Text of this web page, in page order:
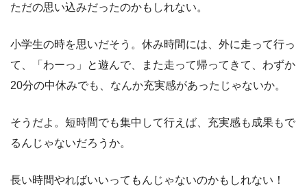
ただの思い込みだったのかもしれない。
小学生の時を思いだそう。休み時間には、外に走って行っ
て、「わーっ」と遊んで、また走って帰ってきて、わずか
20分の中休みでも、なんか充実感があったじゃないか。
そうだよ。短時間でも集中して行えば、充実感も成果もで
るんじゃないだろうか。
長い時間やればいいってもんじゃないのかもしれない！